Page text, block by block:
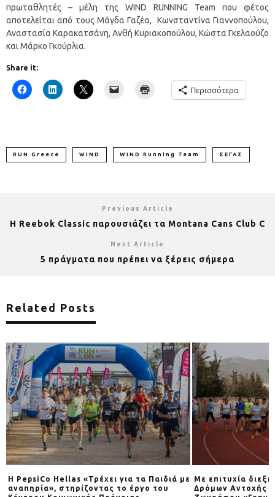
πρωταθλητές – μέλη της WIND RUNNING Team που φέτος
αποτελείται από τους Μάγδα Γαζέα, Κωνσταντίνα Γιαννοπούλου,
Αναστασία Καρακατσάνη, Ανθή Κυριακοπούλου, Κώστα Γκελαούζο
και Μάρκο Γκούρλια.
Share it:
Περισσότερα
RUN Greece WIND WIND Running Team ΣΕΓΑΣ
Previous Article
Η Reebok Classic παρουσιάζει τα Montana Cans Club C
Next Article
5 πράγματα που πρέπει να ξέρεις σήμερα
Related Posts
Η PepsiCo Hellas «Τρέχει για τα Παιδιά με
αναπηρία», στηρίζοντας το έργο του
Με επιτυχία
Δρόμων Αντοχής